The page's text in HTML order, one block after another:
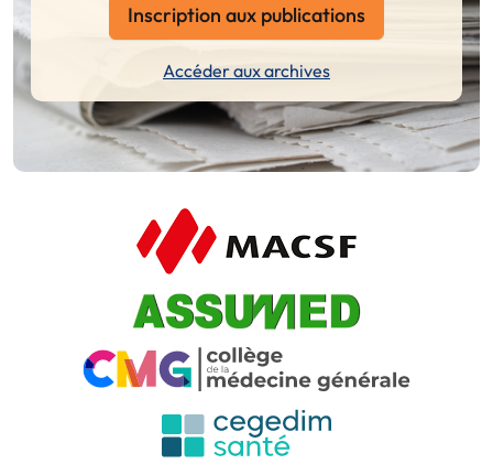
Inscription aux publications
Accéder aux archives